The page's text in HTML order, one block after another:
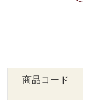
商品コード